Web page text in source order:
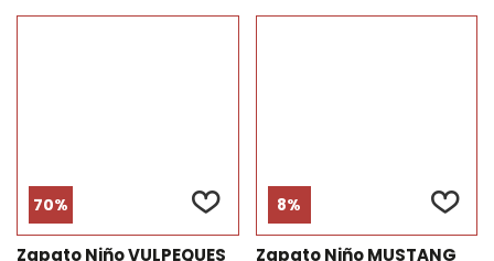
70%
Zapato Niño VULPEQUES
8%
Zapato Niño MUSTANG